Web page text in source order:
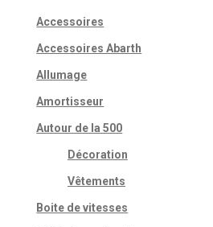
Accessoires
Accessoires Abarth
Allumage
Amortisseur
Autour de la 500
Décoration
Vêtements
Boite de vitesses